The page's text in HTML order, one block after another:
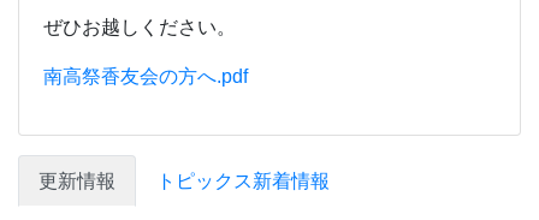
ぜひお越しください。
南高祭香友会の方へ.pdf
更新情報 トピックス新着情報